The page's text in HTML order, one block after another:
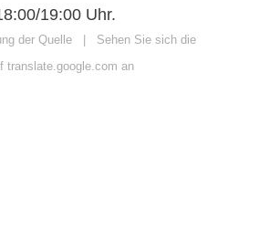
19:00 Uhr.
der Quelle | Sehen Sie sich die
translate.google.com an